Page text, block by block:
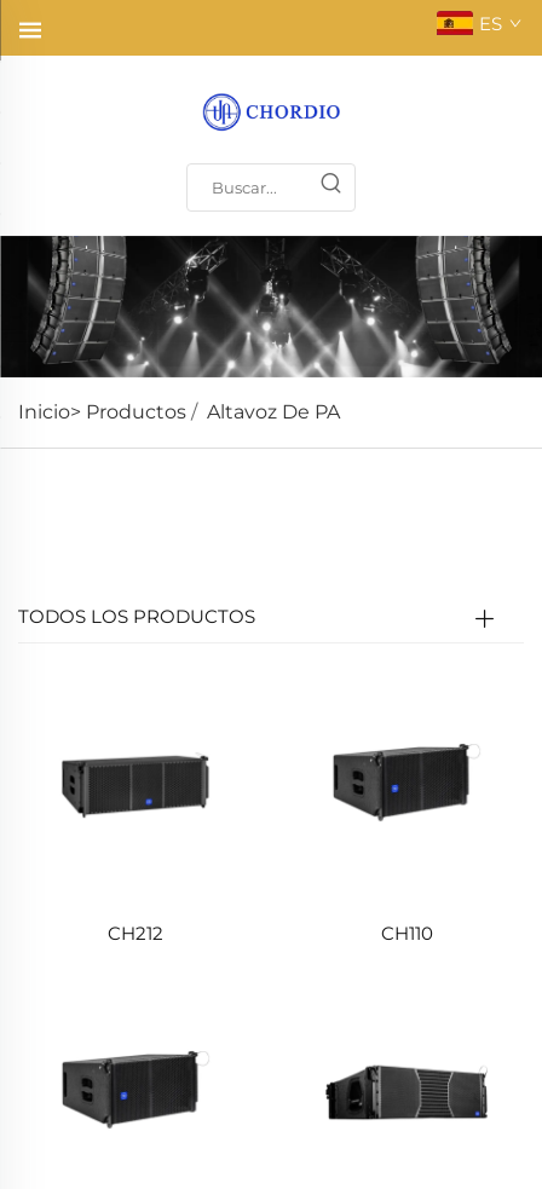
ES
Inicio> Productos / Altavoz De PA
TODOS LOS PRODUCTOS
CH212 CH110